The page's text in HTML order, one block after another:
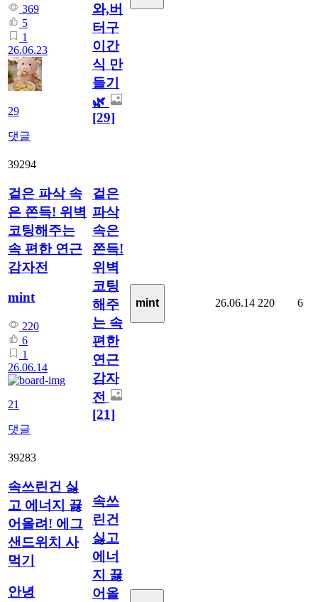
369
5
1
26.06.23
29
댓글
와,버
터구
이간
식 만
들기
🌿
[29]
39294
겉은 파삭 속
은 쫀득! 위벽
코팅해주는
속 편한 연근
감자전
mint
220
6
1
26.06.14
21
댓글
겉은
파삭
속은
쫀득!
위벽
코팅
해주
는 속
편한
연근
감자
전
[21]
mint 26.06.14 220 6
39283
속쓰린건 싫
고 에너지 끓
어올려! 에그
샌드위치 사
먹기
안녕
속쓰
린건
싫고
에너
지 끓
어올